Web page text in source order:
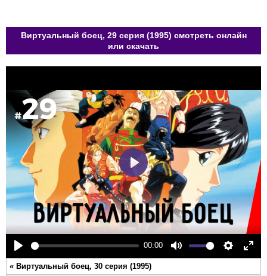
Виртуальный боец, 29 серия (1995) смотреть онлайн
или скачать
Play
00:00
Mute Settings
Play
« Виртуальный боец, 30 серия (1995)